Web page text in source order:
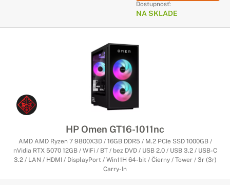
Dostupnosť:
NA SKLADE
HP Omen GT16-1011nc
AMD AMD Ryzen 7 9800X3D / 16GB DDR5 / M.2 PCIe SSD 1000GB /
nVidia RTX 5070 12GB / WiFi / BT / bez DVD / USB 2.0 / USB 3.2 / USB-C
3.2 / LAN / HDMI / DisplayPort / Win11H 64-bit / Čierny / Tower / 3r (3r)
Carry-In